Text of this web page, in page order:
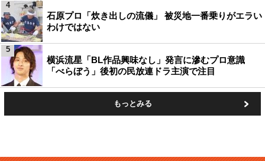
石原プロ「炊き出しの流儀」 被災地一番乗りがエラい
わけではない
4
横浜流星「BL作品興味なし」発言に滲むプロ意識
「べらぼう」後初の民放連ドラ主演で注目
5
もっとみる